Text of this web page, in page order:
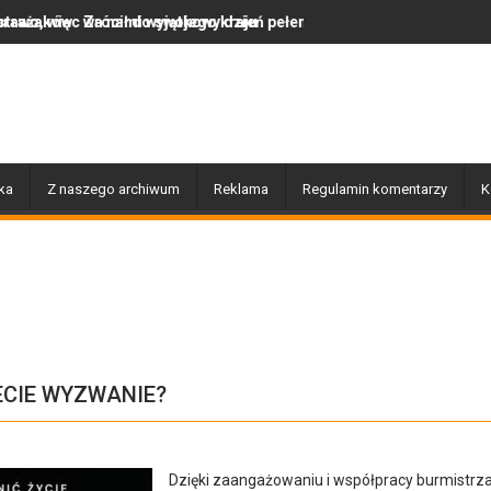
do swojego kraju
wyjątkowy dzień pełen muzyki, tańca i niezapomnianych emocji!
Uwaga! Usuwamy drzewa
Z naszego archiwum Reklama Regulamin komentarzy
WYZWANIE?
Dzięki zaangażowaniu i współpracy